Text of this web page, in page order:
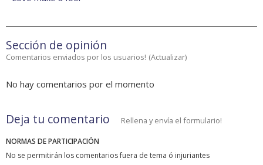
Sección de opinión
Comentarios enviados por los usuarios! (Actualizar)
No hay comentarios por el momento
Deja tu comentario Rellena y envía el formulario!
NORMAS DE PARTICIPACIÓN
No se permitirán los comentarios fuera de tema ó injuriantes